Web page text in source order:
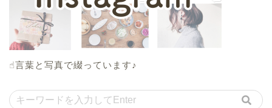
☝︎言葉と写真で綴っています♪